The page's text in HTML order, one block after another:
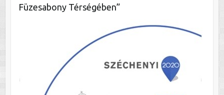
Füzesabony Térségében”